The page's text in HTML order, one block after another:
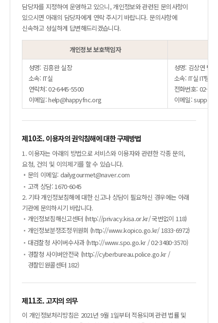
담당자를 지정하여 운영하고 있으니, 개인정보와 관련된 문의사항이
있으시면 아래의 담당자에게 연락 주시기 바랍니다. 문의사항에
신속하고 성실하게 답변해드리겠습니다.
개인정보 보호책임자
성명: 김흥완 실장
소속: IT실
연락처: 02-6445-5500
이메일: help@happyfnc.org
성명: 김상연 팀장
소속: IT실 IT팀
전화번호: 02-
이메일:
제10조. 이용자의 권익침해에 대한 구제방법
1. 이용자는 아래의 방법으로 서비스와 이용자와 관련한 각종 문의,
요청, 건의 및 이의제기를 할 수 있습니다.
문의 이메일: dailygourmet@naver.com
고객 상담: 1670-6045
2. 기타 개인정보침해에 대한 신고나 상담이 필요하신 경우에는 아래
기관에 문의하시기 바랍니다.
개인정보침해신고센터 (http://privacy.kisa.or.kr/ 국번없이 118)
개인정보분쟁조정위원회 (http://www.kopico.go.kr/ 1833-6972)
대검찰청 사이버수사과 (http://www.spo.go.kr / 02-3480-3570)
경찰청 사이버안전국 (http://cyberbureau.police.go.kr /
경찰민원콜센터 182)
제11조. 고지의 의무
이 개인정보처리방침은 2021년 9월 1일부터 적용되며 관련 법률 및